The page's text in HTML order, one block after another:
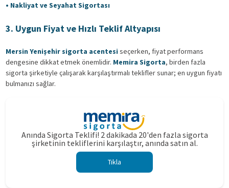
• Nakliyat ve Seyahat Sigortası
3. Uygun Fiyat ve Hızlı Teklif Altyapısı
Mersin Yenişehir sigorta acentesi seçerken, fiyat performans
dengesine dikkat etmek önemlidir. Memira Sigorta, birden fazla
sigorta şirketiyle çalışarak karşılaştırmalı teklifler sunar; en uygun fiyatı
bulmanızı sağlar.
Anında Sigorta Teklifi! 2 dakikada 20'den fazla sigorta
şirketinin tekliflerini karşılaştır, anında satın al.
Tıkla